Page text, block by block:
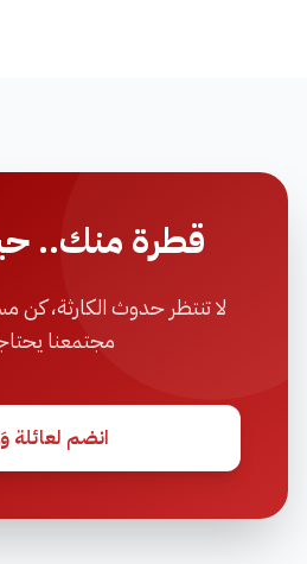
قطرة منك..
لا تنتظر حدوث الكارثة، كن
مجتمعنا
انضم لعائلة